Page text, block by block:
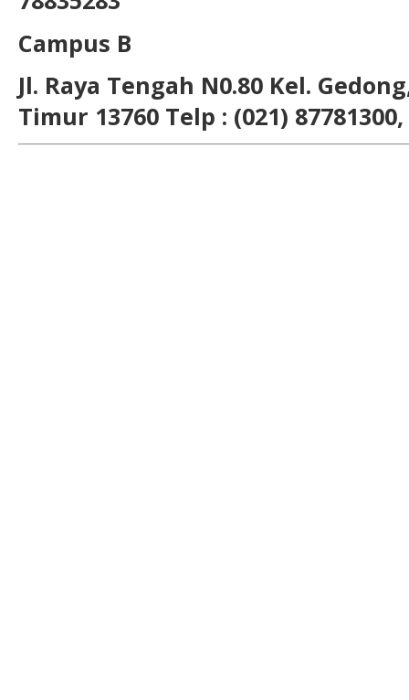
Campus B
Jl. Raya Tengah N0.80 Kel.
Timur 13760 Telp : (021) 87781300,